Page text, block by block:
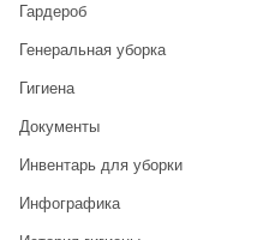
Гардероб
Генеральная уборка
Гигиена
Документы
Инвентарь для уборки
Инфографика